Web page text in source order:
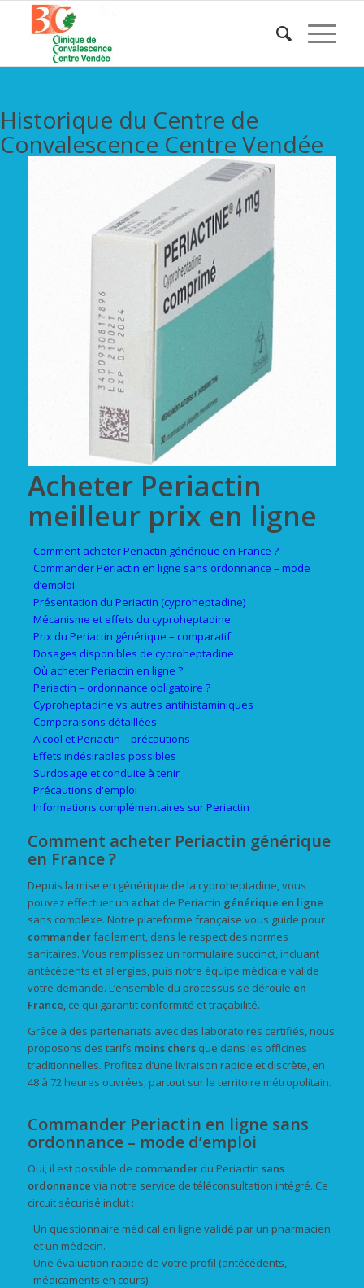
Historique du Centre de
Convalescence Centre Vendée
Acheter Periactin
meilleur prix en ligne
Comment acheter Periactin générique en France ?
Commander Periactin en ligne sans ordonnance – mode
d’emploi
Présentation du Periactin (cyproheptadine)
Mécanisme et effets du cyproheptadine
Prix du Periactin générique – comparatif
Dosages disponibles de cyproheptadine
Où acheter Periactin en ligne ?
Periactin – ordonnance obligatoire ?
Cyproheptadine vs autres antihistaminiques
Comparaisons détaillées
Alcool et Periactin – précautions
Effets indésirables possibles
Surdosage et conduite à tenir
Précautions d'emploi
Informations complémentaires sur Periactin
Comment acheter Periactin générique
en France ?
Depuis la mise en générique de la cyproheptadine, vous
pouvez effectuer un achatde Periactin générique en ligne
sans complexe. Notre plateforme française vous guide pour
commanderfacilement, dans le respect des normes
sanitaires. Vous remplissez un formulaire succinct, incluant
antécédents et allergies, puis notre équipe médicale valide
votre demande. L’ensemble du processus se déroule en
France, ce qui garantit conformité et traçabilité.
Grâce à des partenariats avec des laboratoires certifiés, nous
proposons des tarifs moins chersque dans les officines
traditionnelles. Profitez d’une livraison rapide et discrète, en
48 à 72 heures ouvrées, partout sur le territoire métropolitain.
Commander Periactin en ligne sans
ordonnance – mode d’emploi
Oui, il est possible de commanderdu Periactin sans
ordonnance via notre service de téléconsultation intégré. Ce
circuit sécurisé inclut :
Un questionnaire médical en ligne validé par un pharmacien
et un médecin.
Une évaluation rapide de votre profil (antécédents,
médicaments en cours).